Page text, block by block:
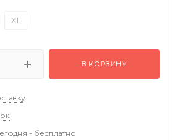
XL
В КОРЗИНУ
- бесплатно